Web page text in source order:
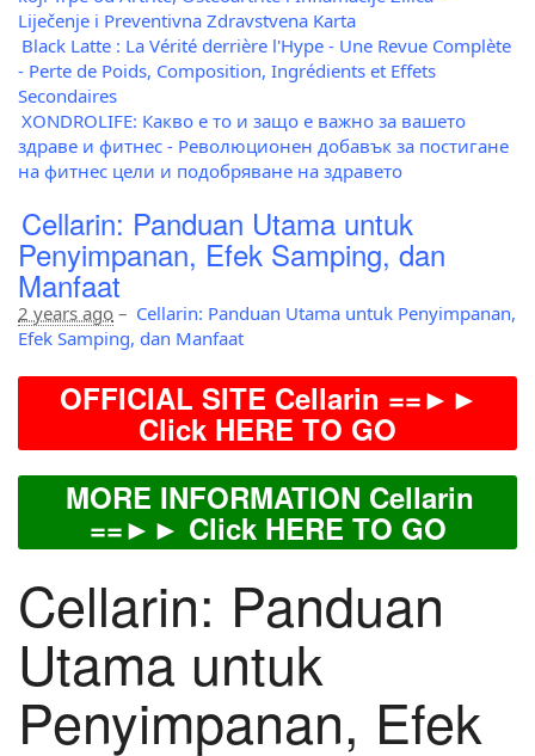
Liječenje i Preventivna Zdravstvena Karta
Black Latte : La Vérité derrière l'Hype - Une Revue Complète
- Perte de Poids, Composition, Ingrédients et Effets
Secondaires
ХONDROLIFE: Какво е то и защо е важно за вашето
здраве и фитнес - Революционен добавък за постигане
на фитнес цели и подобряване на здравето
Cellarin: Panduan Utama untuk
Penyimpanan, Efek Samping, dan
Manfaat
2 years ago – Cellarin: Panduan Utama untuk Penyimpanan,
Efek Samping, dan Manfaat
OFFICIAL SITE Cellarin ==►►
Click HERE TO GO
MORE INFORMATION Cellarin
==►► Click HERE TO GO
Cellarin: Panduan
Utama untuk
Penyimpanan, Efek